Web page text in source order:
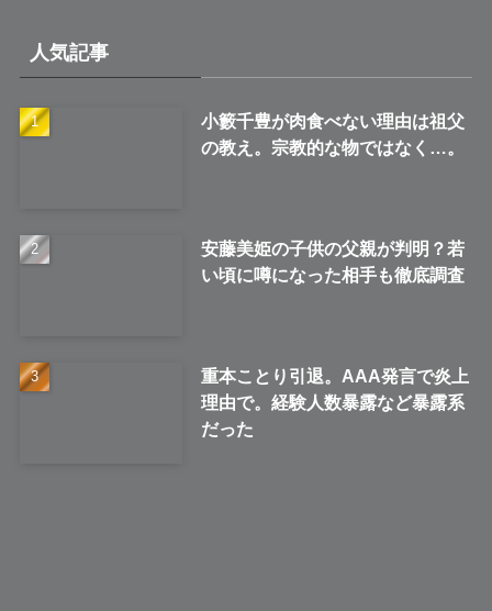
ブ
人気記事
小籔千豊が肉食べない理由は祖父
の教え。宗教的な物ではなく…。
安藤美姫の子供の父親が判明？若
い頃に噂になった相手も徹底調査
重本ことり引退。AAA発言で炎上
理由で。経験人数暴露など暴露系
だった